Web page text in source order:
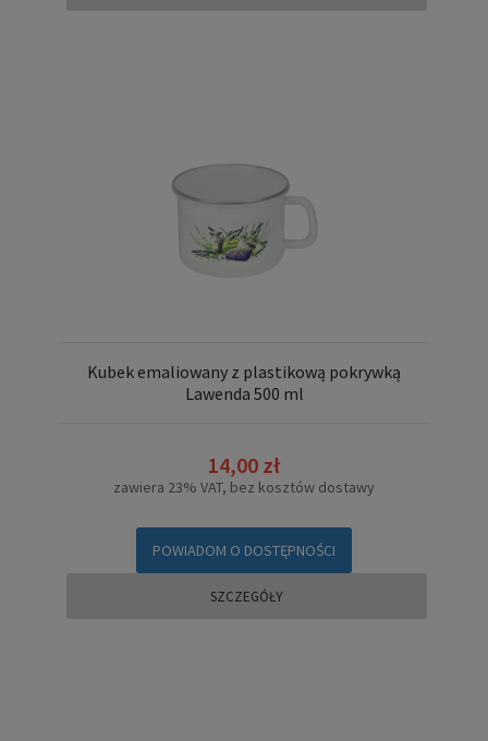
Kubek emaliowany z plastikową pokrywką
Lawenda 500 ml
14,00 zł
zawiera 23% VAT, bez kosztów dostawy
POWIADOM O DOSTĘPNOŚCI
SZCZEGÓŁY